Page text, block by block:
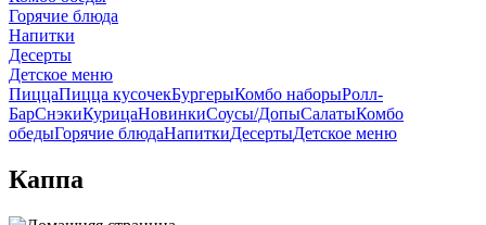
Горячие блюда
Напитки
Десерты
Детское меню
ПиццаПицца кусочекБургерыКомбо наборыРолл-
БарСнэкиКурицаНовинкиСоусы/ДопыСалатыКомбо
обедыГорячие блюдаНапиткиДесертыДетское меню
Каппа